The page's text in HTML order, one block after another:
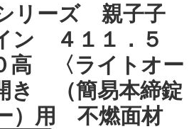
リーズ 親子子
ン ４１１．５
高 〈ライトオー
き （簡易本締錠
）用 不燃面材